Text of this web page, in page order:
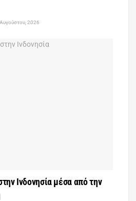
2026
Ινδονησία μέσα από την